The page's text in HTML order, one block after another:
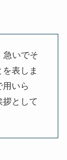
急いでそ
表しま
いら
として